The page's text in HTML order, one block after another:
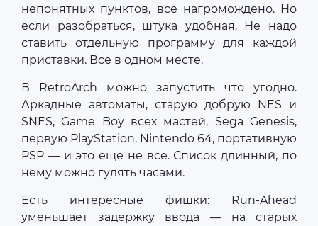
непонятных пунктов, все нагромождено. Но
если разобраться, штука удобная. Не надо
ставить отдельную программу для каждой
приставки. Все в одном месте.
В RetroArch можно запустить что угодно.
Аркадные автоматы, старую добрую NES и
SNES, Game Boy всех мастей, Sega Genesis,
первую PlayStation, Nintendo 64, портативную
PSP — и это еще не все. Список длинный, по
нему можно гулять часами.
Есть интересные фишки: Run-Ahead
уменьшает задержку ввода — на старых